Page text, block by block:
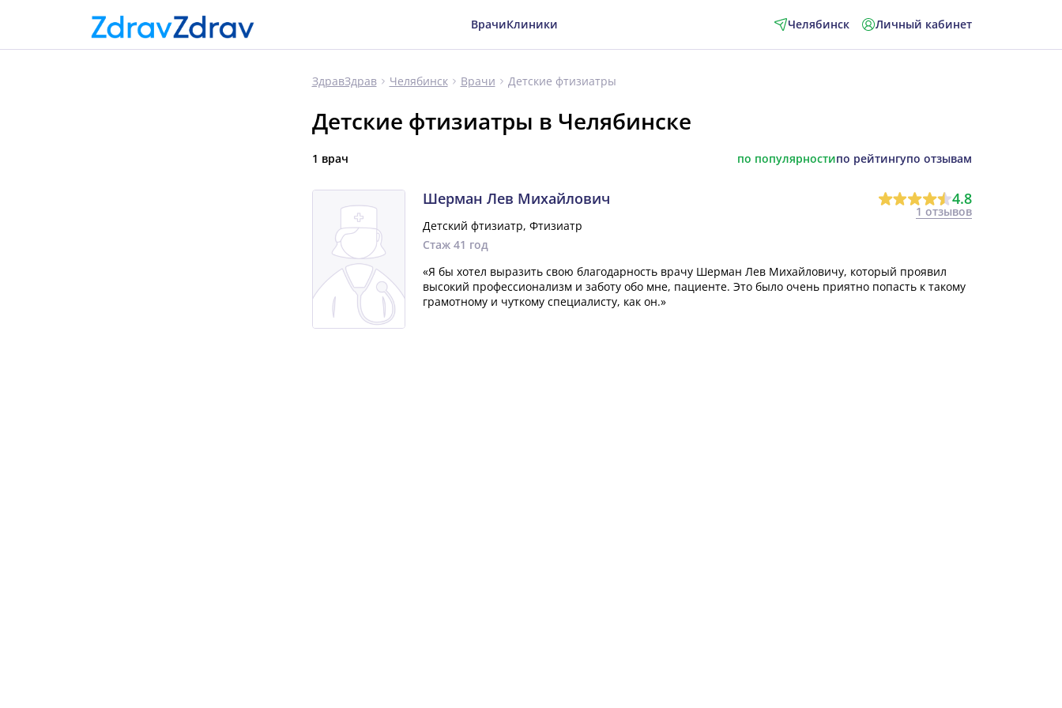
ВрачиКлиники Челябинск Личный кабинет
ЗдравЗдрав Челябинск Врачи Детские фтизиатры
Детские фтизиатры в Челябинске
1 врач по популярностипо рейтингупо отзывам
Шерман Лев Михайлович 4.8
1 отзывов
Детский фтизиатр, Фтизиатр
Стаж 41 год
«Я бы хотел выразить свою благодарность врачу Шерман Лев Михайловичу, который проявил
высокий профессионализм и заботу обо мне, пациенте. Это было очень приятно попасть к такому
грамотному и чуткому специалисту, как он.»